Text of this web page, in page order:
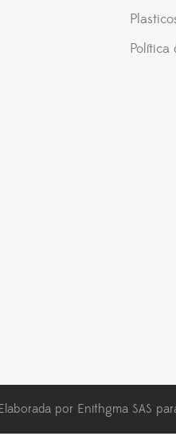
Política
por Enithgma SAS